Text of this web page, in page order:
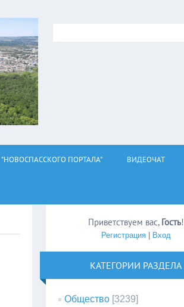
ПОРТАЛА" ВИДЕОЧАТ
Приветствуем вас, Гость!
Регистрация| Вход
КАТЕГОРИИ РАЗДЕЛА
Общество [3239]